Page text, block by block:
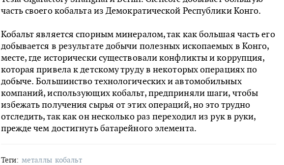
часть своего кобальта из Демократической Республики Конго.
Кобальт является спорным минералом, так как большая часть его
добывается в результате добычи полезных ископаемых в Конго,
месте, где исторически существовали конфликты и коррупция,
которая привела к детскому труду в некоторых операциях по
добыче. Большинство технологических и автомобильных
компаний, использующих кобальт, предприняли шаги, чтобы
избежать получения сырья от этих операций, но это трудно
отследить, так как он несколько раз переходил из рук в руки,
прежде чем достигнуть батарейного элемента.
Теги: металлы кобальт